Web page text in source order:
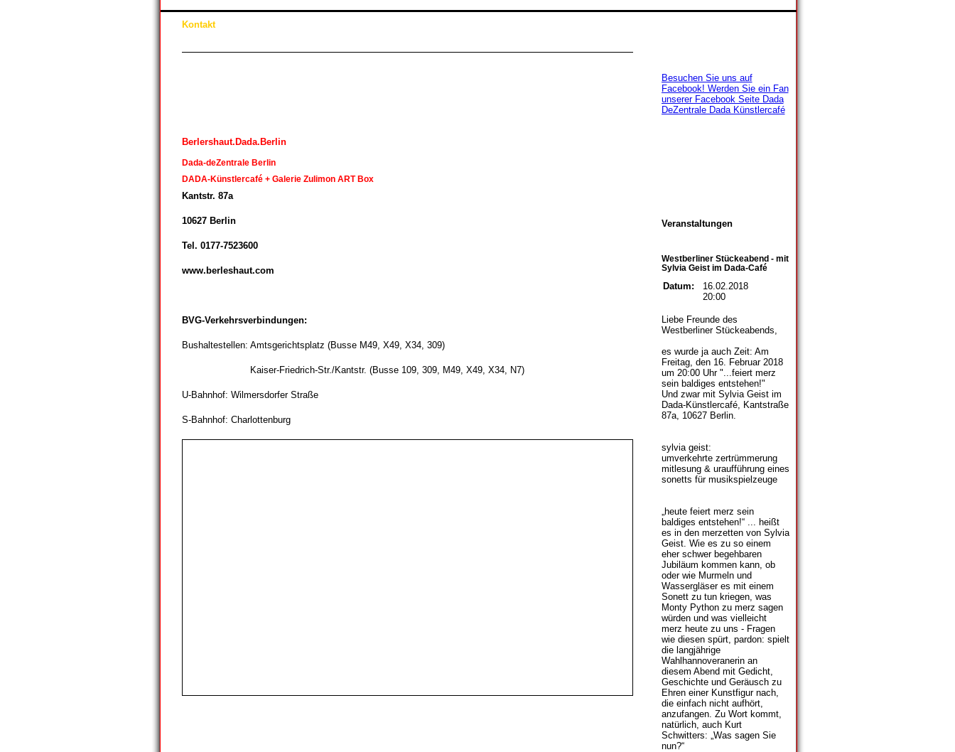
Kontakt
Berlershaut.Dada.Berlin
Dada-deZentrale Berlin
DADA-Künstlercafé + Galerie Zulimon ART Box
Kantstr. 87a
10627 Berlin
Tel. 0177-7523600
www.berleshaut.com
BVG-Verkehrsverbindungen:
Bushaltestellen: Amtsgerichtsplatz (Busse M49, X49, X34, 309)
Kaiser-Friedrich-Str./Kantstr. (Busse 109, 309, M49, X49, X34, N7)
U-Bahnhof: Wilmersdorfer Straße
S-Bahnhof: Charlottenburg
Besuchen Sie uns auf
Facebook! Werden Sie ein Fan
unserer Facebook Seite Dada
DeZentrale Dada Künstlercafé
Veranstaltungen
Westberliner Stückeabend - mit
Sylvia Geist im Dada-Café
Datum:
16.02.2018
20:00
Liebe Freunde des
Westberliner Stückeabends,
es wurde ja auch Zeit: Am
Freitag, den 16. Februar 2018
um 20:00 Uhr "...feiert merz
sein baldiges entstehen!"
Und zwar mit Sylvia Geist im
Dada-Künstlercafé, Kantstraße
87a, 10627 Berlin.
sylvia geist:
umverkehrte zertrümmerung
mitlesung & uraufführung eines
sonetts für musikspielzeuge
„heute feiert merz sein
baldiges entstehen!“ ... heißt
es in den merzetten von Sylvia
Geist. Wie es zu so einem
eher schwer begehbaren
Jubiläum kommen kann, ob
oder wie Murmeln und
Wassergläser es mit einem
Sonett zu tun kriegen, was
Monty Python zu merz sagen
würden und was vielleicht
merz heute zu uns - Fragen
wie diesen spürt, pardon: spielt
die langjährige
Wahlhannoveranerin an
diesem Abend mit Gedicht,
Geschichte und Geräusch zu
Ehren einer Kunstfigur nach,
die einfach nicht aufhört,
anzufangen. Zu Wort kommt,
natürlich, auch Kurt
Schwitters: „Was sagen Sie
nun?“